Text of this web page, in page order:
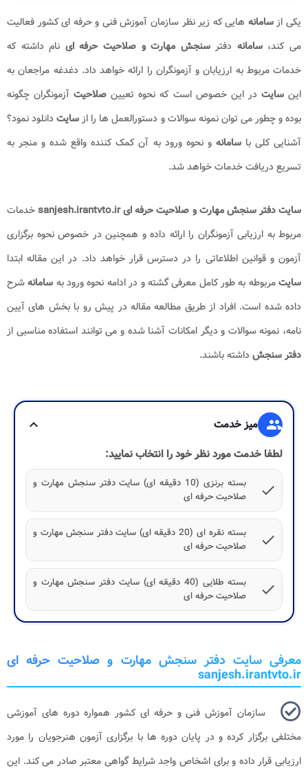
یکی ازسامانه هایی که زیر نظر سازمان آموزش فنی و حرفه ای کشور فعالیت
می کند،سامانه دفترسنجش مهارت و صلاحیت حرفه ای نام داشته که
خدمات مربوط به ارزیابان و آزمونگران را ارائه خواهد داد. دغدغه مراجعان به
اینسایتدر این خصوص است که نحوه تعیین صلاحیت آزمونگران چگونه
بوده و چطور می توان نمونه سوالات و دستورالعمل ها را ازسایتدانلود نمود؟
آشنایی کلی باسامانهو نحوه ورود به آن کمک کننده واقع شده و منجر به
تسریع دریافت خدمات خواهد شد.
سایت دفتر سنجش مهارت و صلاحیت حرفه ای sanjesh.irantvto.ir
خدمات
مربوط به ارزیابی آزمونگران را ارائه داده و همچنین در خصوص نحوه برگزاری
آزمون و قوانین اطلاعاتی را در دسترس قرار خواهد داد. در این مقاله ابتدا
سایتمربوطه به طور کامل معرفی گشته و در ادامه نحوه ورود به سامانهشرح
داده شده است. افراد از طریق مطالعه مقاله در پیش رو با بخش های آیین
نامه، نمونه سوالات و دیگر امکانات آشنا شده و می توانند استفاده مناسبی از
دفتر سنجشداشته باشند.
group میز خدمت
expand_more
لطفا خدمت مورد نظر خود را انتخاب نمایید:
check
بسته برنزی (10 دقیقه ای) سایت دفتر سنجش مهارت و
صلاحیت حرفه ای
check
بسته نقره ای (20 دقیقه ای) سایت دفتر سنجش مهارت و
صلاحیت حرفه ای
check
بسته طلایی (40 دقیقه ای) سایت دفتر سنجش مهارت و
صلاحیت حرفه ای
معرفی سایت دفتر سنجش مهارت و صلاحیت حرفه ای
sanjesh.irantvto.ir
سازمان آموزش فنی و حرفه ای کشور همواره دوره های آموزشی
مختلفی برگزار کرده و در پایان دوره ها با برگزاری آزمون هنرجویان را مورد
ارزیابی قرار داده و برای اشخاص واجد شرایط گواهی معتبر صادر می کند. این